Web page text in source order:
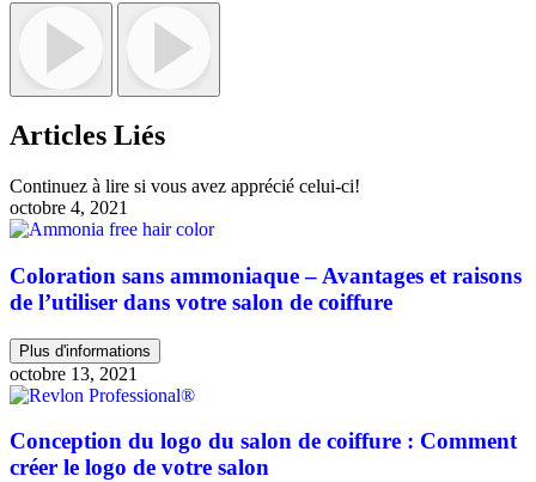
Articles Liés
Continuez à lire si vous avez apprécié celui-ci!
octobre 4, 2021
Coloration sans ammoniaque – Avantages et raisons
de l’utiliser dans votre salon de coiffure
Plus d'informations
octobre 13, 2021
Conception du logo du salon de coiffure : Comment
créer le logo de votre salon